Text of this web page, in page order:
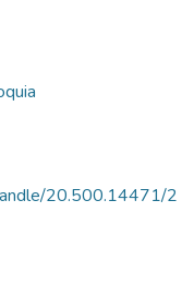
20.500.14471/2